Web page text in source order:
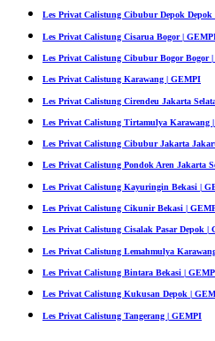
Les Privat Calistung Cibubur Depok
Les Privat Calistung Cisarua Bogor |
Les Privat Calistung Cibubur Bogor Bogor
Les Privat Calistung Karawang | GEMPI
Les Privat Calistung Cirendeu Jakarta
Les Privat Calistung Tirtamulya Karawang
Les Privat Calistung Cibubur Jakarta
Les Privat Calistung Pondok Aren Jakarta
Les Privat Calistung Kayuringin Bekasi |
Les Privat Calistung Cikunir Bekasi |
Les Privat Calistung Cisalak Pasar Depok |
Les Privat Calistung Lemahmulya
Les Privat Calistung Bintara Bekasi |
Les Privat Calistung Kukusan Depok |
Les Privat Calistung Tangerang | GEMPI